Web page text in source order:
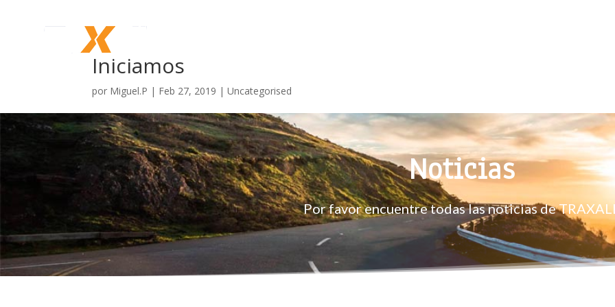
Iniciamos
por Miguel.P | Feb 27, 2019 |Uncategorised
Noticias
Por favor encuentre todas las noticias de